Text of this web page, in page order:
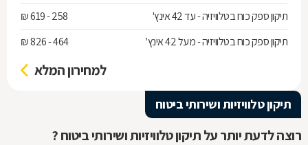
תיקון ספק כוח בטלוויזיה - עד 42 אינץ'
258 - 619 ₪
תיקון ספק כוח בטלוויזיה - מעל 42 אינץ'
464 - 826 ₪
למחירון המלא
תיקון טלוויזיות ושירותי ביטוח
רוצה לדעת יותר על תיקון טלוויזיות ושירותי ביטוח ?